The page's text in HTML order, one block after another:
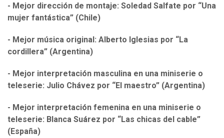
- Mejor dirección de montaje: Soledad Salfate por “Una
mujer fantástica” (Chile)
- Mejor música original: Alberto Iglesias por “La
cordillera” (Argentina)
- Mejor interpretación masculina en una miniserie o
teleserie: Julio Chávez por “El maestro” (Argentina)
- Mejor interpretación femenina en una miniserie o
teleserie: Blanca Suárez por “Las chicas del cable”
(España)